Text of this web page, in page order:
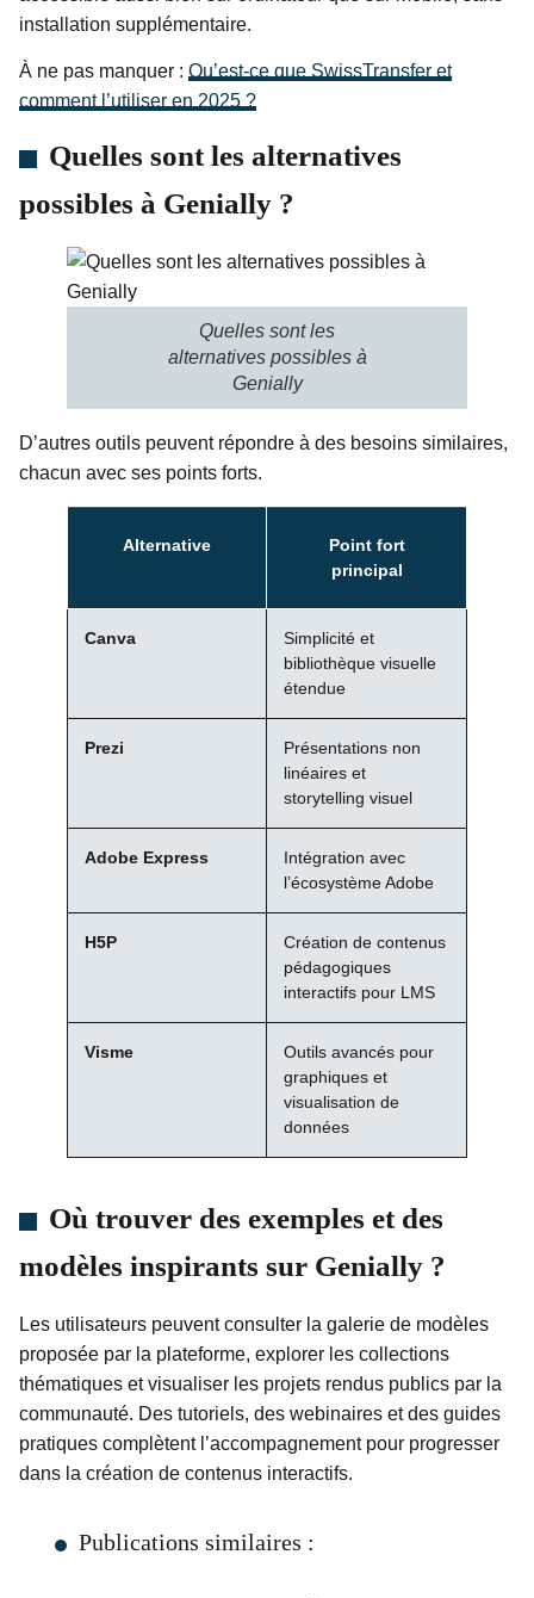
installation supplémentaire.
À ne pas manquer : Qu’est-ce que SwissTransfer et
comment l’utiliser en 2025 ?
Quelles sont les alternatives
possibles à Genially ?
Quelles sont les
alternatives possibles à
Genially
D’autres outils peuvent répondre à des besoins similaires,
chacun avec ses points forts.
Alternative
Point fort
principal
Canva
Simplicité et
bibliothèque visuelle
étendue
Prezi
Présentations non
linéaires et
storytelling visuel
Adobe Express
Intégration avec
l’écosystème Adobe
H5P
Création de contenus
pédagogiques
interactifs pour LMS
Visme
Outils avancés pour
graphiques et
visualisation de
données
Où trouver des exemples et des
modèles inspirants sur Genially ?
Les utilisateurs peuvent consulter la galerie de modèles
proposée par la plateforme, explorer les collections
thématiques et visualiser les projets rendus publics par la
communauté. Des tutoriels, des webinaires et des guides
pratiques complètent l’accompagnement pour progresser
dans la création de contenus interactifs.
Publications similaires :